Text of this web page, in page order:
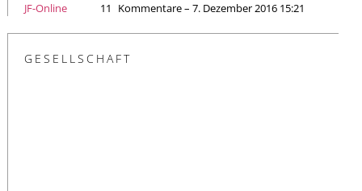
JF-Online 11 Kommentare – 7. Dezember 2016 15:21
GESELLSCHAFT